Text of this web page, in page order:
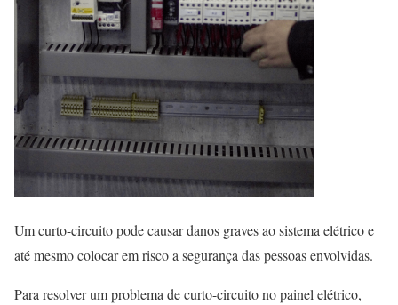
Um curto-circuito pode causar danos graves ao sistema elétrico e
até mesmo colocar em risco a segurança das pessoas envolvidas.
Para resolver um problema de curto-circuito no painel elétrico,